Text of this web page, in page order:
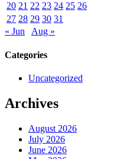
20 21 22 23 24 25 26
27 28 29 30 31
« Jun
Aug »
Categories
Uncategorized
Archives
August 2026
July 2026
June 2026